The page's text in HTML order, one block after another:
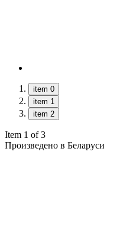
item 0
item 1
item 2
Item 1 of 3
Произведено в Беларуси